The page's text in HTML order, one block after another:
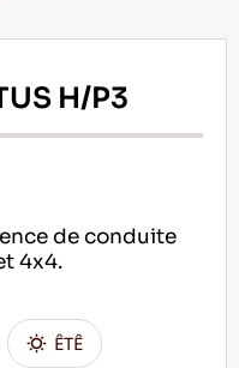
la neige
H/P3
de conduite
4x4.
ÊTÊ